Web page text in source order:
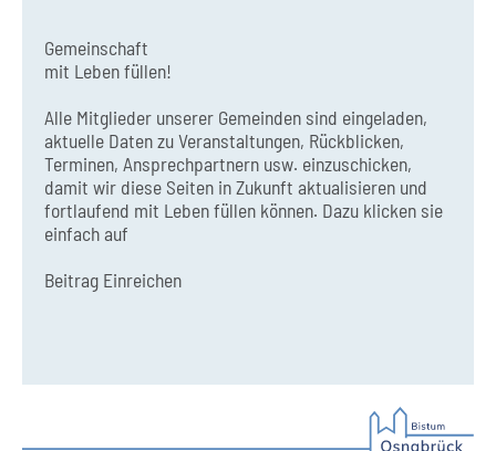
Gemeinschaft
mit Leben füllen!
Alle Mitglieder unserer Gemeinden sind eingeladen,
aktuelle Daten zu Veranstaltungen, Rückblicken,
Terminen, Ansprechpartnern usw. einzuschicken,
damit wir diese Seiten in Zukunft aktualisieren und
fortlaufend mit Leben füllen können. Dazu klicken sie
einfach auf
Beitrag Einreichen